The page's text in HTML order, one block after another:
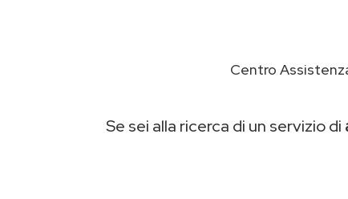
Centro
Se sei alla ricerca di un servizio di